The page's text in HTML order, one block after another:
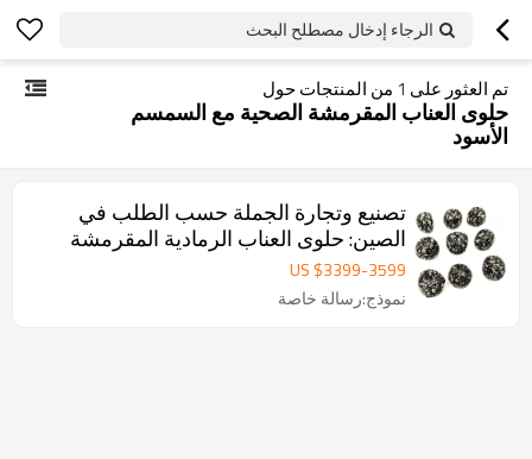
الرجاء إدخال مصطلح البحث
تم العثور على 1 من المنتجات حول
حلوى العناب المقرمشة الصحية مع السمسم
الأسود
تصنيع وتجارة الجملة حسب الطلب في
الصين: حلوى العناب الرمادية المقرمشة
الخالية من البذور والمغطاة بالسمسم |
علامة تجارية خاصة
US $3399-3599
نموذج:رسالة خاصة